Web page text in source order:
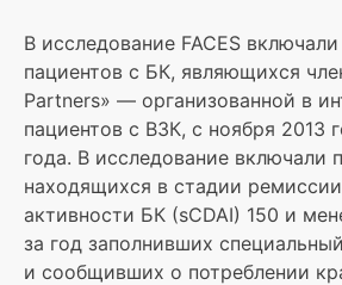
В исследование FACES
пациентов с БК, являющихся
Partners» — организованной в
пациентов с ВЗК, с ноября 2013
года. В исследование включали
находящихся в стадии
активности БК (sCDAI) 150 и
за год заполнивших
и сообщивших о потреблении